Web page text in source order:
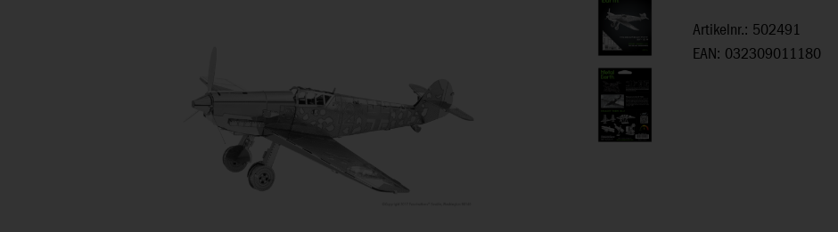
Artikelnr.: 502491
EAN: 032309011180